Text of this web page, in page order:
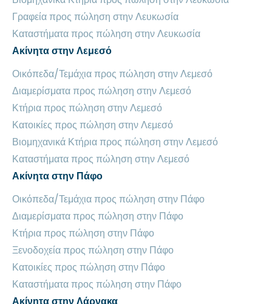
Γραφεία προς πώληση στην Λευκωσία
Καταστήματα προς πώληση στην Λευκωσία
Ακίνητα στην Λεμεσό
Οικόπεδα/Τεμάχια προς πώληση στην Λεμεσό
Διαμερίσματα προς πώληση στην Λεμεσό
Κτήρια προς πώληση στην Λεμεσό
Κατοικίες προς πώληση στην Λεμεσό
Βιομηχανικά Κτήρια προς πώληση στην Λεμεσό
Καταστήματα προς πώληση στην Λεμεσό
Ακίνητα στην Πάφο
Οικόπεδα/Τεμάχια προς πώληση στην Πάφο
Διαμερίσματα προς πώληση στην Πάφο
Κτήρια προς πώληση στην Πάφο
Ξενοδοχεία προς πώληση στην Πάφο
Κατοικίες προς πώληση στην Πάφο
Καταστήματα προς πώληση στην Πάφο